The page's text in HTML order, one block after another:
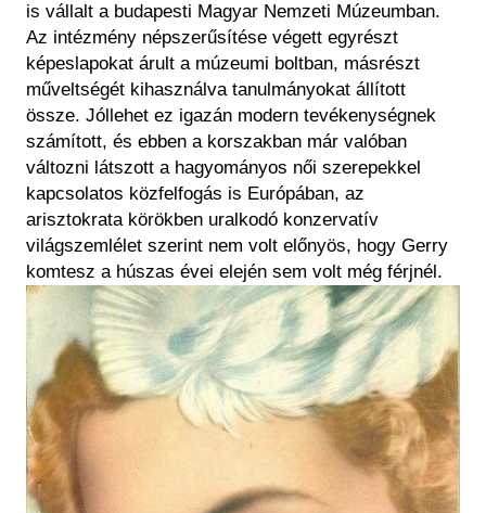
is vállalt a budapesti Magyar Nemzeti Múzeumban.
Az intézmény népszerűsítése végett egyrészt
képeslapokat árult a múzeumi boltban, másrészt
műveltségét kihasználva tanulmányokat állított
össze. Jóllehet ez igazán modern tevékenységnek
számított, és ebben a korszakban már valóban
változni látszott a hagyományos női szerepekkel
kapcsolatos közfelfogás is Európában, az
arisztokrata körökben uralkodó konzervatív
világszemlélet szerint nem volt előnyös, hogy Gerry
komtesz a húszas évei elején sem volt még férjnél.
Kép